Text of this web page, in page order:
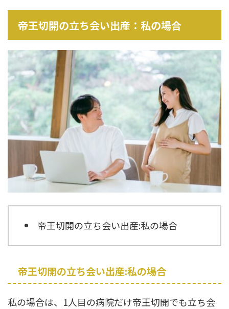
帝王切開の立ち会い出産：私の場合
帝王切開の立ち会い出産:私の場合
帝王切開の立ち会い出産:私の場合
私の場合は、1人目の病院だけ帝王切開でも立ち会